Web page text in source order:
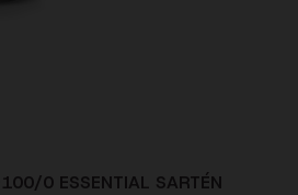
0 ESSENTIAL SARTÉN